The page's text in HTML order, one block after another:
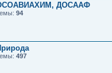
ДОСААФ
94
497